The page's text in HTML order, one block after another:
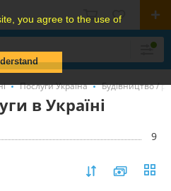
you agree to the use of
Послуги Україна Будівництво /
в Україні
9